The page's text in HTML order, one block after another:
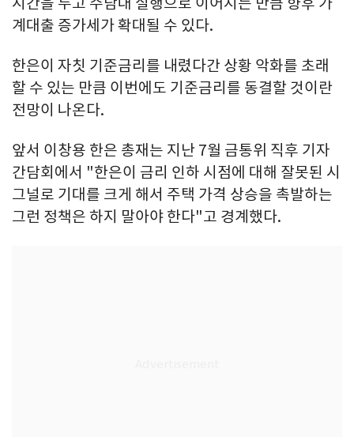
계대출 증가세가 확대될 수 있다.
한은이 자칫 기준금리를 내렸다간 상황 악화를 초래
할 수 있는 만큼 이번에도 기준금리를 동결할 것이란
전망이 나온다.
앞서 이창용 한은 총재는 지난 7월 금통위 직후 기자
간담회에서 "한은이 금리 인하 시점에 대해 잘못된 시
그널로 기대를 크게 해서 주택 가격 상승을 촉발하는
그런 정책은 하지 말아야 한다"고 경계했다.